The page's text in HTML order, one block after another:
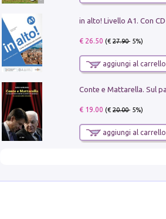
€ 26.50 (€27.90- 5%)
aggiungi al carrello
€ 19.00 (€20.00- 5%)
aggiungi al carrello